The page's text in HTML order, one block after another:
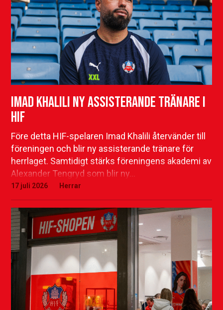
Imad Khalili ny assisterande tränare i
HIF
Före detta HIF-spelaren Imad Khalili återvänder till
föreningen och blir ny assisterande tränare för
herrlaget. Samtidigt stärks föreningens akademi av
Alexander Tengryd som blir ny…
17 juli 2026 Herrar